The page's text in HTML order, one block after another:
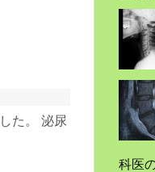
た。 泌尿
科医